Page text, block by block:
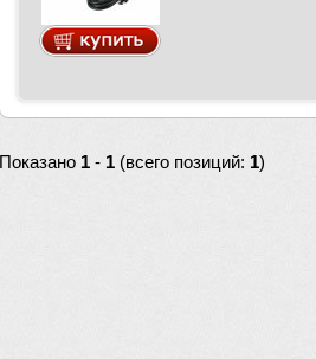
Показано 1 - 1 (всего позиций: 1)